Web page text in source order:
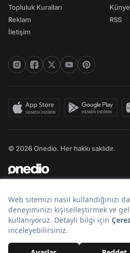
Topluluk Kuralları
Reklam
İletişim
Künye
RSS
© 2026 Onedio. Her hakkı saklıdır.
Bir markasıdır.